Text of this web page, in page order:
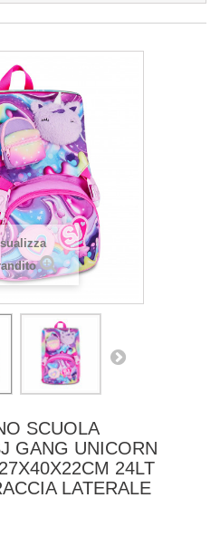
SCUOLA
GANG UNICORN
24LT
LATERALE